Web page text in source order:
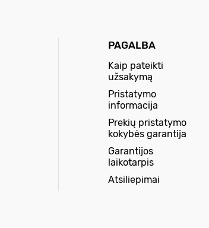
PAGALBA
Kaip pateikti
užsakymą
Pristatymo
informacija
Prekių pristatymo
kokybės garantija
Garantijos
laikotarpis
Atsiliepimai